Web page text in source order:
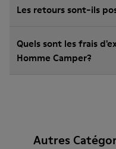
Les retours sont-ils
Quels sont les frais
Homme Camper?
Autres